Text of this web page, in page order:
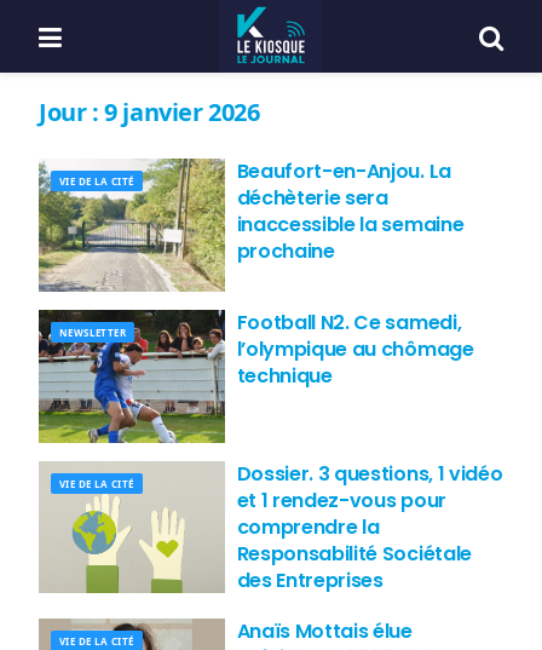
Jour :9 janvier 2026
VIE DE LA CITÉ
Beaufort-en-Anjou. La
déchèterie sera
inaccessible la semaine
prochaine
NEWSLETTER
Football N2. Ce samedi,
l’olympique au chômage
technique
VIE DE LA CITÉ
Dossier. 3 questions, 1 vidéo
et 1 rendez-vous pour
comprendre la
Responsabilité Sociétale
des Entreprises
VIE DE LA CITÉ
Anaïs Mottais élue